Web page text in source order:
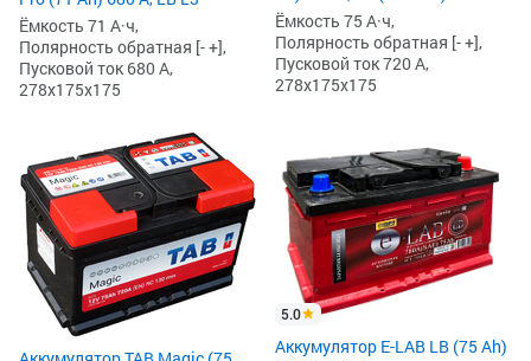
Ёмкость 71 А·ч,
Полярность обратная [- +],
Пусковой ток 680 А,
278x175x175
Ёмкость 75 А·ч,
Полярность обратная [- +],
Пусковой ток 720 А,
278x175x175
5.0
Аккумулятор E-LAB LB (75 Ah)